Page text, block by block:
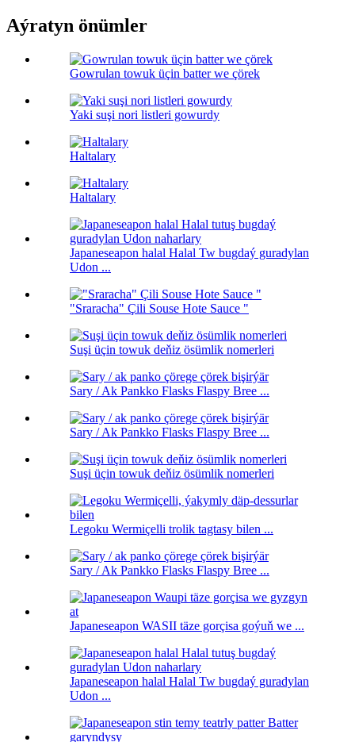
Aýratyn önümler
Gowrulan towuk üçin batter we çörek
Yaki suşi nori listleri gowurdy
Haltalary
Haltalary
Japaneseapon halal Halal Tw bugdaý guradylan
Udon ...
"Sraracha" Çili Souse Hote Sauce "
Suşi üçin towuk deňiz ösümlik nomerleri
Sary / Ak Pankko Flasks Flaspy Bree ...
Sary / Ak Pankko Flasks Flaspy Bree ...
Suşi üçin towuk deňiz ösümlik nomerleri
Legoku Wermiçelli trolik tagtasy bilen ...
Sary / Ak Pankko Flasks Flaspy Bree ...
Japaneseapon WASII täze gorçisa goýuň we ...
Japaneseapon halal Halal Tw bugdaý guradylan
Udon ...